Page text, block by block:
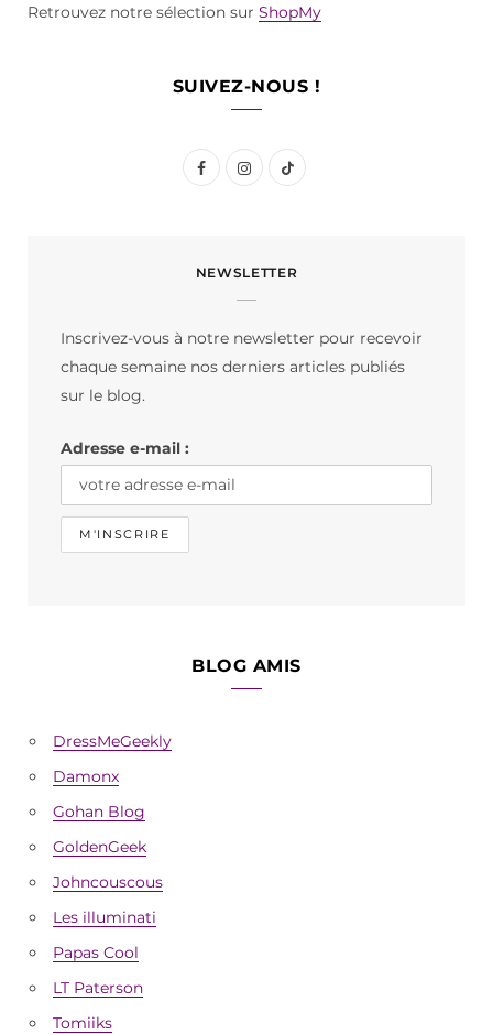
Retrouvez notre sélection sur ShopMy
SUIVEZ-NOUS !
F
e
I
t
m
T
T
NEWSLETTER
Inscrivez-vous à notre newsletter pour recevoir
chaque semaine nos derniers articles publiés
sur le blog.
Adresse e-mail :
BLOG AMIS
DressMeGeekly
Damonx
Gohan Blog
GoldenGeek
Johncouscous
Les illuminati
Papas Cool
LT Paterson
Tomiiks